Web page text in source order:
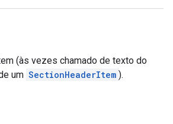
(às vezes chamado de texto do
um SectionHeaderItem ).